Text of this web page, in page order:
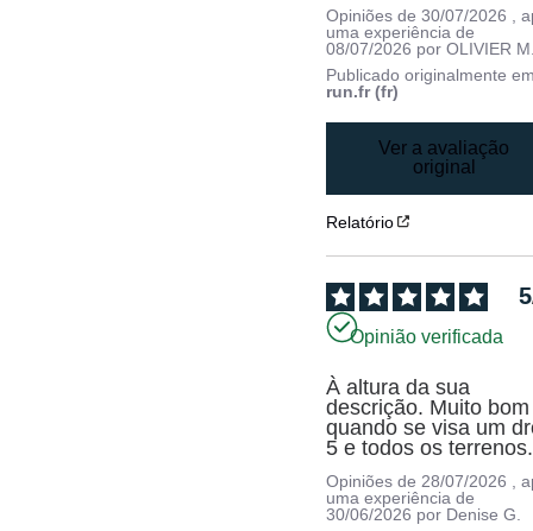
Opiniões de30/07/2026
,
uma experiência de
08/07/2026 porOLIVIER
Publicado originalmente
run.fr (fr)
Ver a avaliação
original
Relatório
5
Opinião verificada
À altura da sua
descrição. Muito bom
quando se visa um
5 e todos os terrenos.
Opiniões de 28/07/2026
,
uma experiência de
30/06/2026 por Denise G.